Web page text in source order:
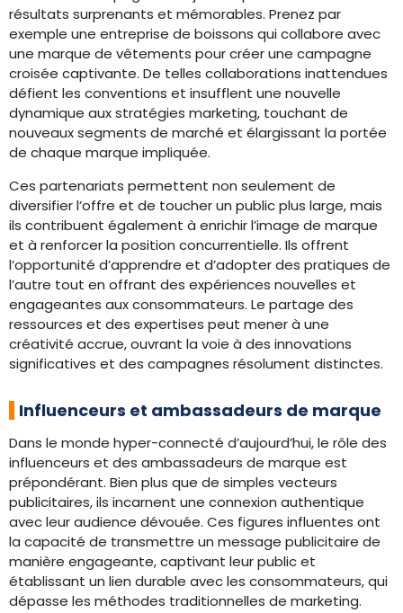
résultats surprenants et mémorables. Prenez par
exemple une entreprise de boissons qui collabore avec
une marque de vêtements pour créer une campagne
croisée captivante. De telles collaborations inattendues
défient les conventions et insufflent une nouvelle
dynamique aux stratégies marketing, touchant de
nouveaux segments de marché et élargissant la portée
de chaque marque impliquée.
Ces partenariats permettent non seulement de
diversifier l’offre et de toucher un public plus large, mais
ils contribuent également à enrichir l’image de marque
et à renforcer la position concurrentielle. Ils offrent
l’opportunité d’apprendre et d’adopter des pratiques de
l’autre tout en offrant des expériences nouvelles et
engageantes aux consommateurs. Le partage des
ressources et des expertises peut mener à une
créativité accrue, ouvrant la voie à des innovations
significatives et des campagnes résolument distinctes.
Influenceurs et ambassadeurs de marque
Dans le monde hyper-connecté d’aujourd’hui, le rôle des
influenceurs et des ambassadeurs de marque est
prépondérant. Bien plus que de simples vecteurs
publicitaires, ils incarnent une connexion authentique
avec leur audience dévouée. Ces figures influentes ont
la capacité de transmettre un message publicitaire de
manière engageante, captivant leur public et
établissant un lien durable avec les consommateurs, qui
dépasse les méthodes traditionnelles de marketing.